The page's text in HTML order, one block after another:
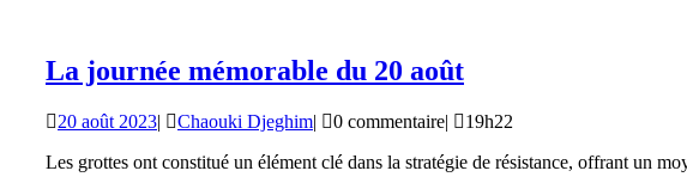
La journée mémorable du 20 aoûtLa
mémorable
du
20 août 202320
2023
| Chaouki DjeghimChaouki
| 0 commentaire|
19h22
Les grottes ont constitué un élément clé dans la stratégie de résistance, offrant un